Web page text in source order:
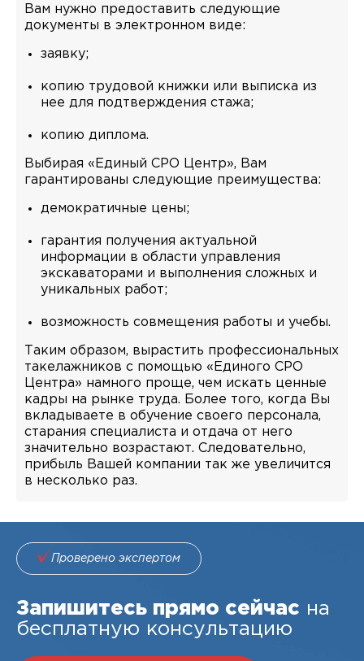
Вам нужно предоставить следующие
документы в электронном виде:
заявку;
копию трудовой книжки или выписка из
нее для подтверждения стажа;
копию диплома.
Выбирая «Единый СРО Центр», Вам
гарантированы следующие преимущества:
демократичные цены;
гарантия получения актуальной
информации в области управления
экскаваторами и выполнения сложных и
уникальных работ;
возможность совмещения работы и учебы.
Таким образом, вырастить профессиональных
такелажников с помощью «Единого СРО
Центра» намного проще, чем искать ценные
кадры на рынке труда. Более того, когда Вы
вкладываете в обучение своего персонала,
старания специалиста и отдача от него
значительно возрастают. Следовательно,
прибыль Вашей компании так же увеличится
в несколько раз.
Проверено экспертом
Запишитесь прямо сейчас на
бесплатную консультацию